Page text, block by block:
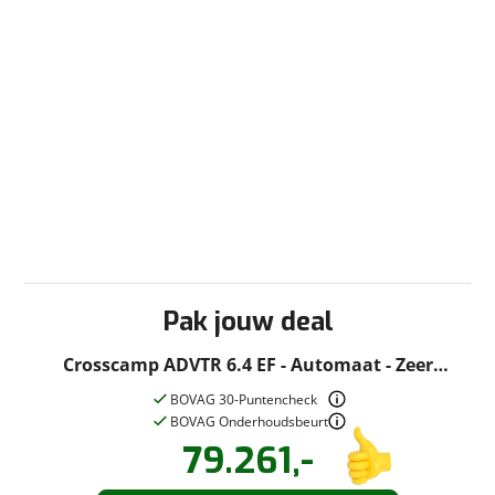
Pak jouw deal
Crosscamp ADVTR 6.4 EF - Automaat - Zeer
modern
BOVAG 30-Puntencheck
BOVAG Onderhoudsbeurt
79.261,-
Vraag eenproefrit
Stel eenvraag!